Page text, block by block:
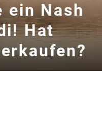
ein Nash
Hat